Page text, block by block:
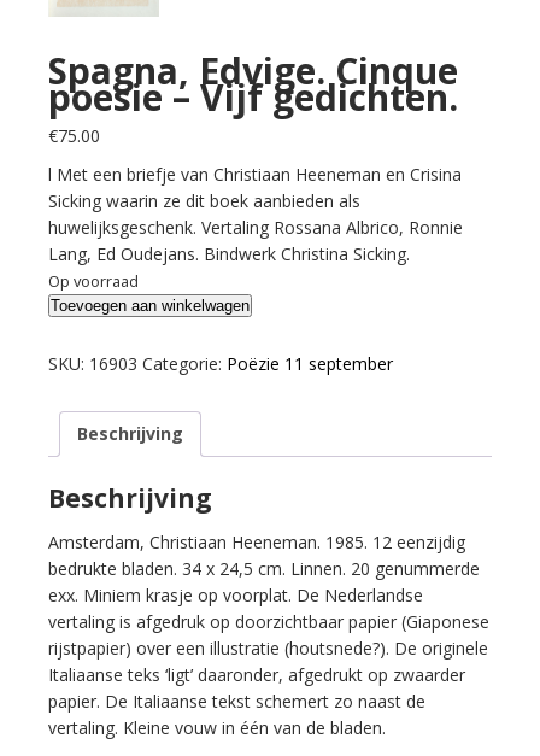
Spagna, Edvige. Cinque
poesie – Vijf gedichten.
€75.00
l Met een briefje van Christiaan Heeneman en Crisina
Sicking waarin ze dit boek aanbieden als
huwelijksgeschenk. Vertaling Rossana Albrico, Ronnie
Lang, Ed Oudejans. Bindwerk Christina Sicking.
Op voorraad
Spagna,
Cinque
gedichten.
aantal
Toevoegen aan winkelwagen
SKU: 16903 Categorie: Poëzie 11 september
Beschrijving
Beschrijving
Amsterdam, Christiaan Heeneman. 1985. 12 eenzijdig
bedrukte bladen. 34 x 24,5 cm. Linnen. 20 genummerde
exx. Miniem krasje op voorplat. De Nederlandse
vertaling is afgedruk op doorzichtbaar papier (Giaponese
rijstpapier) over een illustratie (houtsnede?). De originele
Italiaanse teks ‘ligt’ daaronder, afgedrukt op zwaarder
papier. De Italiaanse tekst schemert zo naast de
vertaling. Kleine vouw in één van de bladen.